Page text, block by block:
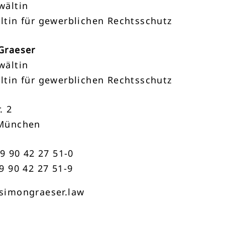
für gewerblichen Rechtsschutz
für gewerblichen Rechtsschutz
2
90 42 27 51-0
90 42 27 51-9